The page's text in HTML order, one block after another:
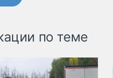
по теме